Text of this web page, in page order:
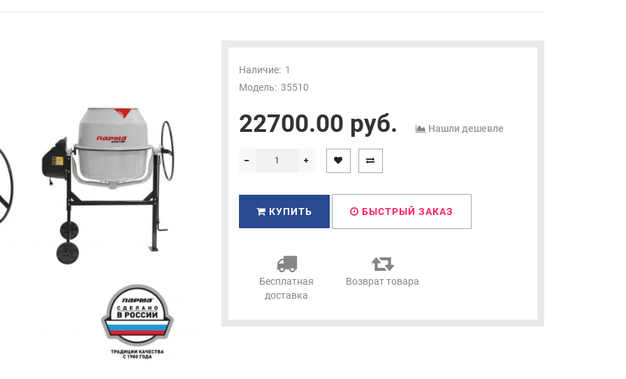
Наличие: 1
Модель: 35510
22700.00 руб. Нашли дешевле
КУПИТЬ БЫСТРЫЙ ЗАКАЗ
Бесплатная
доставка
Возврат товара